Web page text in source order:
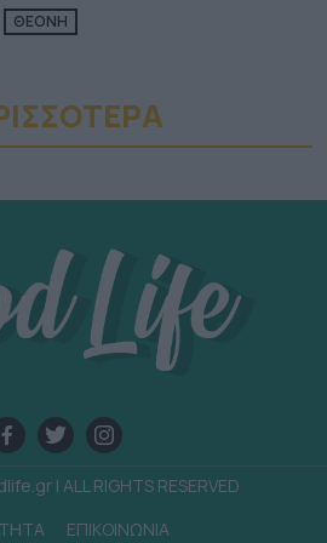
ΘΕΟΝΗ
| ALL RIGHTS RESERVED
ΕΠΙΚΟΙΝΩΝΙΑ